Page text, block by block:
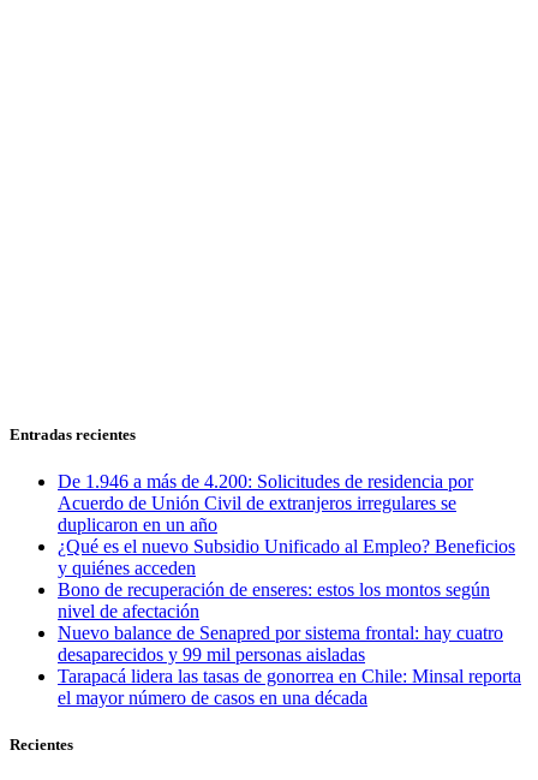
Entradas recientes
De 1.946 a más de 4.200: Solicitudes de residencia por
Acuerdo de Unión Civil de extranjeros irregulares se
duplicaron en un año
¿Qué es el nuevo Subsidio Unificado al Empleo? Beneficios
y quiénes acceden
Bono de recuperación de enseres: estos los montos según
nivel de afectación
Nuevo balance de Senapred por sistema frontal: hay cuatro
desaparecidos y 99 mil personas aisladas
Tarapacá lidera las tasas de gonorrea en Chile: Minsal reporta
el mayor número de casos en una década
Recientes